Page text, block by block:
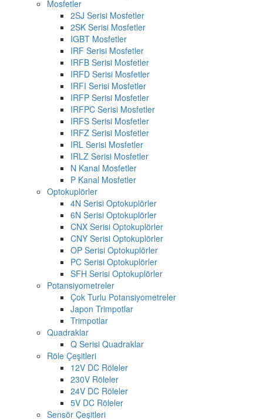
Mosfetler
2SJ Serisi Mosfetler
2SK Serisi Mosfetler
IGBT Mosfetler
IRF Serisi Mosfetler
IRFB Serisi Mosfetler
IRFD Serisi Mosfetler
IRFI Serisi Mosfetler
IRFP Serisi Mosfetler
IRFPC Serisi Mosfetler
IRFS Serisi Mosfetler
IRFZ Serisi Mosfetler
IRL Serisi Mosfetler
IRLZ Serisi Mosfetler
N Kanal Mosfetler
P Kanal Mosfetler
Optokuplörler
4N Serisi Optokuplörler
6N Serisi Optokuplörler
CNX Serisi Optokuplörler
CNY Serisi Optokuplörler
OP Serisi Optokuplörler
PC Serisi Optokuplörler
SFH Serisi Optokuplörler
Potansiyometreler
Çok Turlu Potansiyometreler
Japon Trimpotlar
Trimpotlar
Quadraklar
Q Serisi Quadraklar
Röle Çeşitleri
12V DC Röleler
230V Röleler
24V DC Röleler
5V DC Röleler
Sensör Çeşitleri